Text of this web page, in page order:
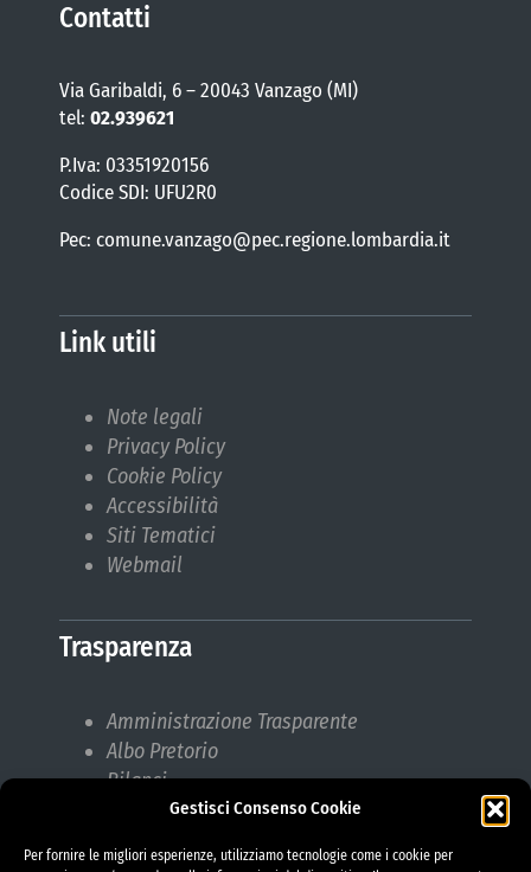
Gestisci Consenso Cookie
Per fornire le migliori esperienze, utilizziamo tecnologie come i cookie per
Contatti
Via Garibaldi, 6 – 20043 Vanzago (MI)
tel: 02.939621
P.Iva: 03351920156
Codice SDI: UFU2R0
Pec: comune.vanzago@pec.regione.lombardia.it
Link utili
Note legali
Privacy Policy
Cookie Policy
Accessibilità
Siti Tematici
Webmail
Trasparenza
Amministrazione Trasparente
Albo Pretorio
Bilanci
Bandi di gara